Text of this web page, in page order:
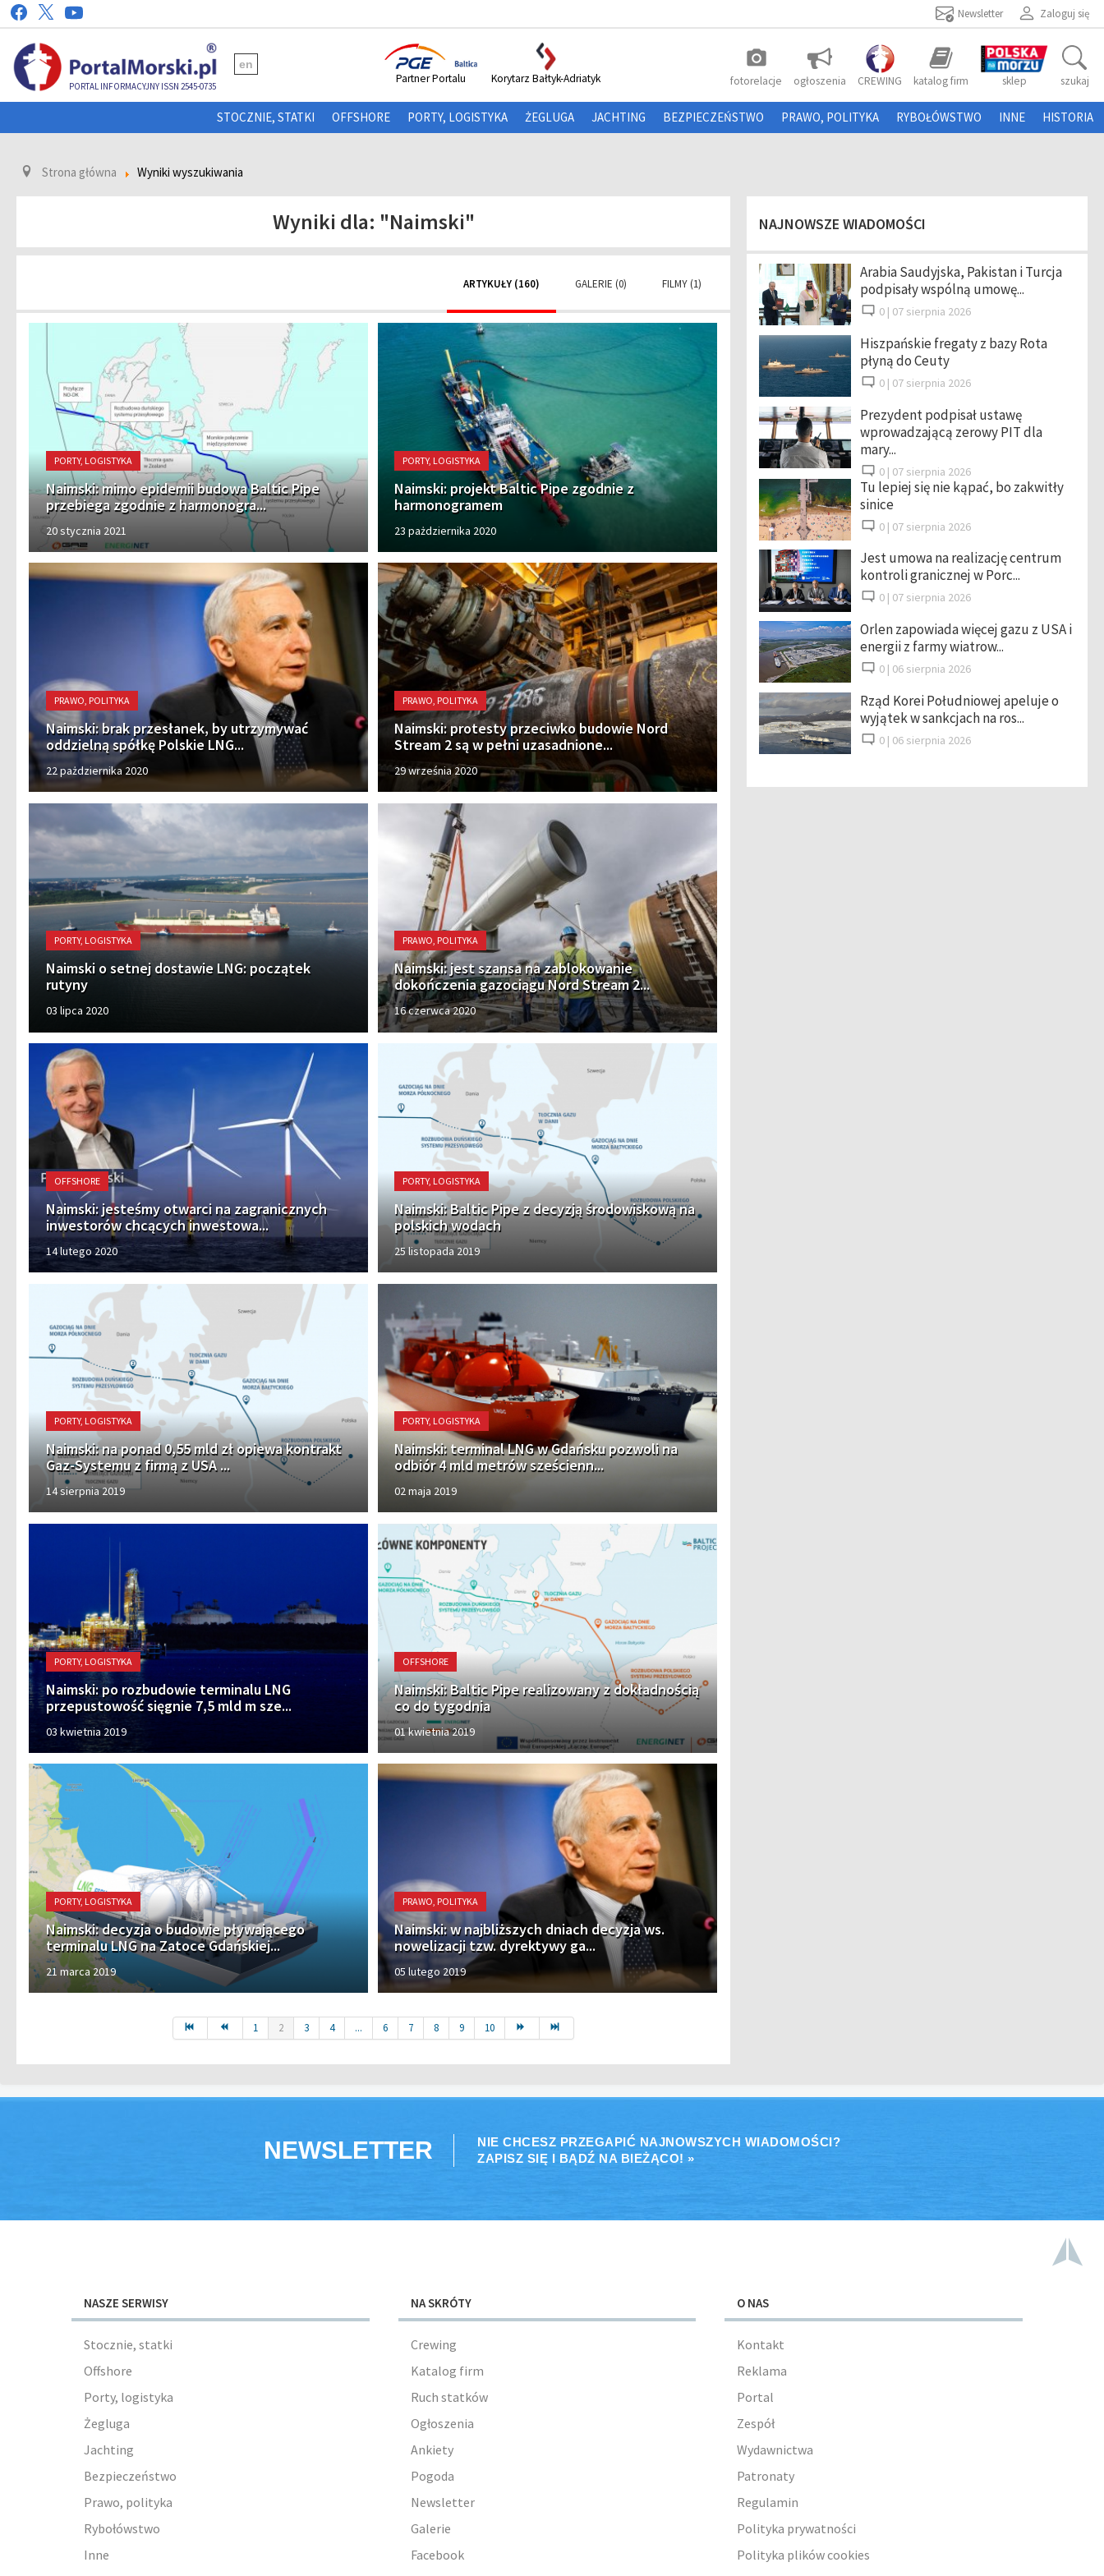
Zaloguj się
Newsletter
PORTAL INFORMACYJNY ISSN 2545-0735
en photo_camera
fotorelacje ogłoszenia CREWING katalog firm sklep szukaj
Partner Portalu Korytarz Bałtyk-Adriatyk
STOCZNIE, STATKI OFFSHORE PORTY, LOGISTYKA ŻEGLUGA JACHTING BEZPIECZEŃSTWO PRAWO, POLITYKA RYBOŁÓWSTWO INNE HISTORIA
Strona główna Wyniki wyszukiwania
Wyniki dla: "Naimski"
ARTYKUŁY (160) GALERIE (0) FILMY (1)
PORTY, LOGISTYKA
Naimski: mimo epidemii budowa Baltic Pipe
przebiega zgodnie z harmonogra...
20 stycznia 2021
PORTY, LOGISTYKA
Naimski: projekt Baltic Pipe zgodnie z
harmonogramem
23 pażdziernika 2020
PRAWO, POLITYKA
Naimski: brak przesłanek, by utrzymywać
oddzielną spółkę Polskie LNG...
22 pażdziernika 2020
PRAWO, POLITYKA
Naimski: protesty przeciwko budowie Nord
Stream 2 są w pełni uzasadnione...
29 września 2020
PORTY, LOGISTYKA
Naimski o setnej dostawie LNG: początek
rutyny
03 lipca 2020
PRAWO, POLITYKA
Naimski: jest szansa na zablokowanie
dokończenia gazociągu Nord Stream 2...
16 czerwca 2020
OFFSHORE
Naimski: jesteśmy otwarci na zagranicznych
inwestorów chcących inwestowa...
14 lutego 2020
PORTY, LOGISTYKA
Naimski: Baltic Pipe z decyzją środowiskową na
polskich wodach
25 listopada 2019
PORTY, LOGISTYKA
Naimski: na ponad 0,55 mld zł opiewa kontrakt
Gaz-Systemu z firmą z USA ...
14 sierpnia 2019
PORTY, LOGISTYKA
Naimski: terminal LNG w Gdańsku pozwoli na
odbiór 4 mld metrów sześcienn...
02 maja 2019
PORTY, LOGISTYKA
Naimski: po rozbudowie terminalu LNG
przepustowość sięgnie 7,5 mld m sze...
03 kwietnia 2019
OFFSHORE
Naimski: Baltic Pipe realizowany z dokładnością
co do tygodnia
01 kwietnia 2019
PORTY, LOGISTYKA
Naimski: decyzja o budowie pływającego
terminalu LNG na Zatoce Gdańskiej...
21 marca 2019
PRAWO, POLITYKA
Naimski: w najbliższych dniach decyzja ws.
nowelizacji tzw. dyrektywy ga...
05 lutego 2019
1 2 3 4 ... 6 7 8 9 10
NAJNOWSZE WIADOMOŚCI
Arabia Saudyjska, Pakistan i Turcja
podpisały wspólną umowę...
0 | 07 sierpnia 2026
Hiszpańskie fregaty z bazy Rota
płyną do Ceuty
0 | 07 sierpnia 2026
Prezydent podpisał ustawę
wprowadzającą zerowy PIT dla
mary...
0 | 07 sierpnia 2026
Tu lepiej się nie kąpać, bo zakwitły
sinice
0 | 07 sierpnia 2026
Jest umowa na realizację centrum
kontroli granicznej w Porc...
0 | 07 sierpnia 2026
Orlen zapowiada więcej gazu z USA i
energii z farmy wiatrow...
0 | 06 sierpnia 2026
Rząd Korei Południowej apeluje o
wyjątek w sankcjach na ros...
0 | 06 sierpnia 2026
NEWSLETTER
NIE CHCESZ PRZEGAPIĆ NAJNOWSZYCH WIADOMOŚCI?
ZAPISZ SIĘ I BĄDŹ NA BIEŻĄCO! »
NASZE SERWISY
Stocznie, statki
Offshore
Porty, logistyka
Żegluga
Jachting
Bezpieczeństwo
Prawo, polityka
Rybołówstwo
Inne
NA SKRÓTY
Crewing
Katalog firm
Ruch statków
Ogłoszenia
Ankiety
Pogoda
Newsletter
Galerie
Facebook
O NAS
Kontakt
Reklama
Portal
Zespół
Wydawnictwa
Patronaty
Regulamin
Polityka prywatności
Polityka plików cookies